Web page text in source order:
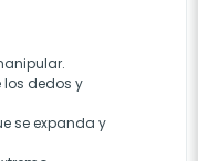
los dedos y
se expanda y